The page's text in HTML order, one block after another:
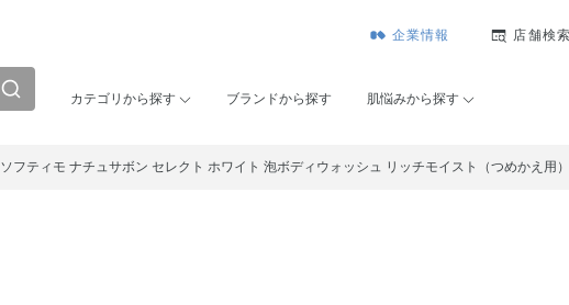
企業情報 店舗検索
カテゴリから探す ブランドから探す 肌悩みから探す
ソフティモ ナチュサボン セレクト ホワイト 泡ボディウォッシュ リッチモイスト（つめかえ用）